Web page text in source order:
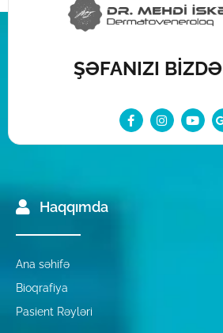
ŞƏFANIZI BİZDƏ
Haqqımda
Ana səhifə
Bioqrafiya
Pasient Rəyləri